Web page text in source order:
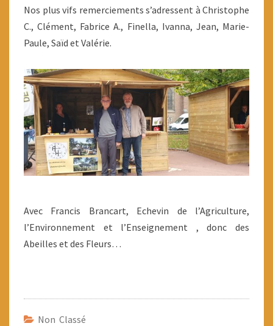
Nos plus vifs remerciements s’adressent à Christophe
C., Clément, Fabrice A., Finella, Ivanna, Jean, Marie-
Paule, Saïd et Valérie.
Avec Francis Brancart, Echevin de l’Agriculture,
l’Environnement et l’Enseignement , donc des
Abeilles et des Fleurs…
Non Classé